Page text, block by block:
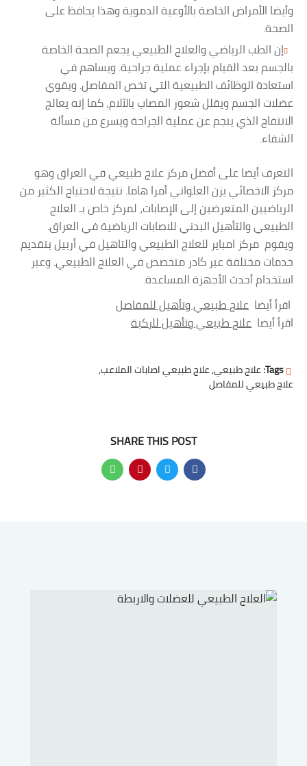
وأيضا الأمراض الخاصة بالأوعية الدموية وهذا يحافظ على
الصحة.
إن الطب الرياضي والعلاج الطبيعي يجعم الصحة الخاصة
بالجسم بعد القيام بإجراء عملية جراحية. ويساهم في
استعادة الوظائف الطبيعية التي تخص المفاصل. ويقوي
عضلات الجسم ويقلل شعور المصاب بالآلام، كما إنه يعالج
الانتفاح الذي ينجم عن عملية الجراحة ويسرع من مسألة
الشفاء.
التعرف أيضا على أفضل مركز علاج طبيعي في العراق وهو
مركز الاخصائي يزن العلواني أمرا هاما. نتيجة لاحتياج الكثير من
الرياضيين المتعرضين إلى الإصابات، لمركز خاص بـ العلاج
الطبيعي والتأهيل البدني للاصابات الرياضية في العراق.
ويقوم مركز امباير للعلاج الطبيعي والتاهيل في أربيل بتقديم
خدمات مختلفة عبر كادر متخصص في العلاج الطبيعي. وعبر
استخدام أحدث الأجهزة المساعدة.
اقرأ أيضا علاج طبيعي وتأهيل للمفاصل
اقرأ أيضا علاج طبيعي وتأهيل للركبة
Tags: علاج طبيعي علاج طبيعي اصابات الملاعب
علاج طبيعي للمفاصل
SHARE THIS POST